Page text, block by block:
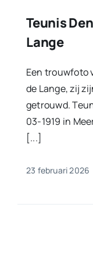
Teunis
Lange
Een trouwfoto
de Lange, zij
getrouwd.
03-1919 in
[...]
23 februari 2026